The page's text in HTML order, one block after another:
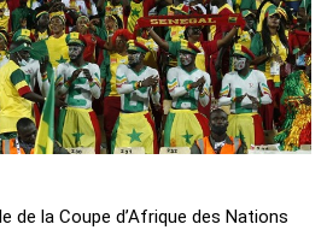
de la Coupe d’Afrique des Nations